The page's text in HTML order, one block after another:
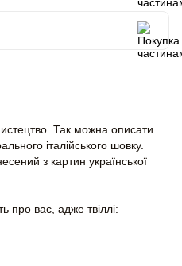
Так можна описати
італійського шовку.
з картин української
вас, адже твіллі: